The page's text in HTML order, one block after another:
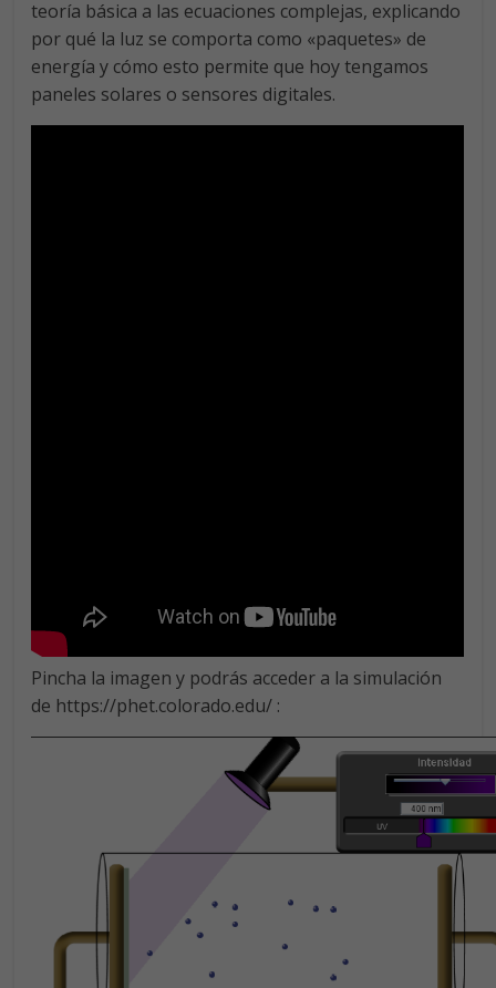
teoría básica a las ecuaciones complejas, explicando
por qué la luz se comporta como «paquetes» de
energía y cómo esto permite que hoy tengamos
paneles solares o sensores digitales.
Pincha la imagen y podrás acceder a la simulación
de https://phet.colorado.edu/ :